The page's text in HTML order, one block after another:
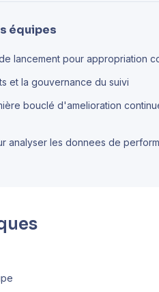
équipes
lancement pour appropriation
et la gouvernance du suivi
bouclé d'amelioration
analyser les donnees de